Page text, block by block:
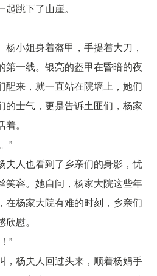
跳下了山崖。
杨小姐身着盔甲，手提着大刀，
第一线。银亮的盔甲在昏暗的夜
醒来，就一直站在院墙上，她们
的士气，更是告诉土匪们，杨家
。
”
夫人也看到了乡亲们的身影，忧
笑容。她自问，杨家大院这些年
在杨家大院有难的时刻，乡亲们
慰。
”
，杨夫人回过头来，顺着杨娟手